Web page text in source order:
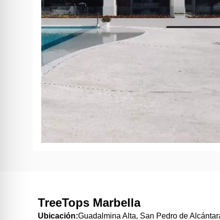
TreeTops Marbella
Ubicación:Guadalmina Alta, San Pedro de